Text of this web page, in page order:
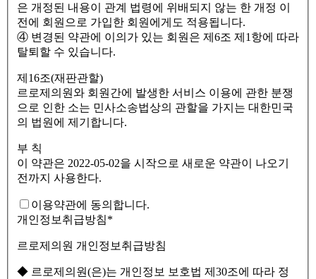
은 개정된 내용이 관계 법령에 위배되지 않는 한 개정 이
전에 회원으로 가입한 회원에게도 적용됩니다.
④ 변경된 약관에 이의가 있는 회원은 제6조 제1항에 따라
탈퇴할 수 있습니다.
제16조(재판관할)
르로제의원와 회원간에 발생한 서비스 이용에 관한 분쟁
으로 인한 소는 민사소송법상의 관할을 가지는 대한민국
의 법원에 제기합니다.
부 칙
이 약관은 2022-05-02을 시작으로 새로운 약관이 나오기
전까지 사용한다.
이용약관에 동의합니다.
개인정보취급방침*
르로제의원 개인정보취급방침
◆ 르로제의원(은)는 개인정보 보호법 제30조에 따라 정